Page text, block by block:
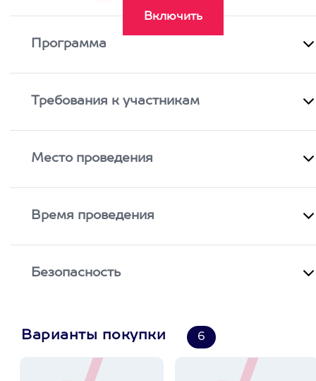
Программа
Требования к участникам
Место проведения
Время проведения
Безопасность
Варианты покупки 6